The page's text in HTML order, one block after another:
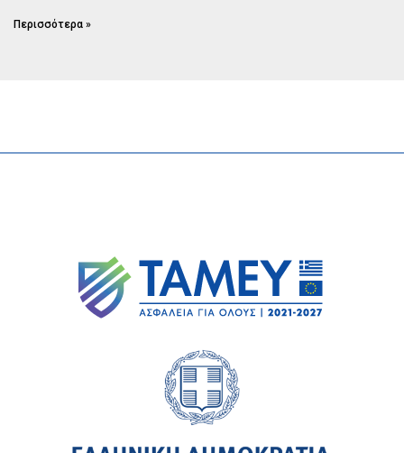
Περισσότερα »